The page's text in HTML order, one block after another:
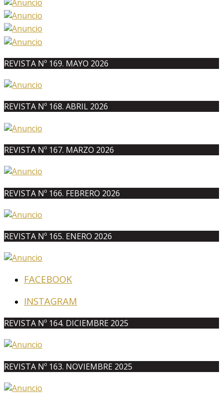
REVISTA Nº 169. MAYO 2026
REVISTA Nº 168. ABRIL 2026
REVISTA Nº 167. MARZO 2026
REVISTA Nº 166. FEBRERO 2026
REVISTA Nº 165. ENERO 2026
FACEBOOK
INSTAGRAM
REVISTA Nº 164. DICIEMBRE 2025
REVISTA Nº 163. NOVIEMBRE 2025